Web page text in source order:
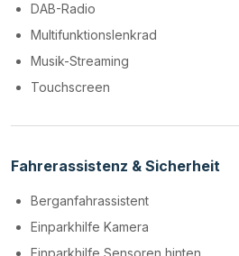
DAB-Radio
Multifunktionslenkrad
Musik-Streaming
Touchscreen
Fahrerassistenz & Sicherheit
Berganfahrassistent
Einparkhilfe Kamera
Einparkhilfe Sensoren hinten